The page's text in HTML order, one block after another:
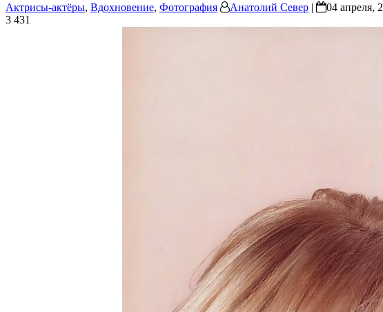
Актрисы-актёры, Вдохновение, Фотография Анатолий Север | 04 апреля,
3 431